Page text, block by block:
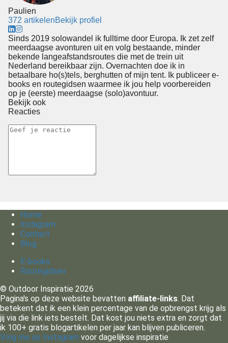
Paulien
372 artikelenBekijk profiel
Sinds 2019 solowandel ik fulltime door Europa. Ik zet zelf
meerdaagse avonturen uit en volg bestaande, minder
bekende langeafstandsroutes die met de trein uit
Nederland bereikbaar zijn. Overnachten doe ik in
betaalbare ho(s)tels, berghutten of mijn tent. Ik publiceer e-
books en routegidsen waarmee ik jou help voorbereiden
op je (eerste) meerdaagse (solo)avontuur.
Bekijk ook
Reacties
Home
Instagram
Contact
Blog
E-books
Routegidsen
© Outdoor Inspiratie 2026
Pagina's op deze website bevatten affiliate-links. Dat
betekent dat ik een klein percentage van de opbrengst krijg als
jij via die link iets bestelt. Dat kost jou niets extra en zorgt dat
ik 100+ gratis blogartikelen per jaar kan blijven publiceren.
Volg me op Instagram voor dagelijkse inspiratie